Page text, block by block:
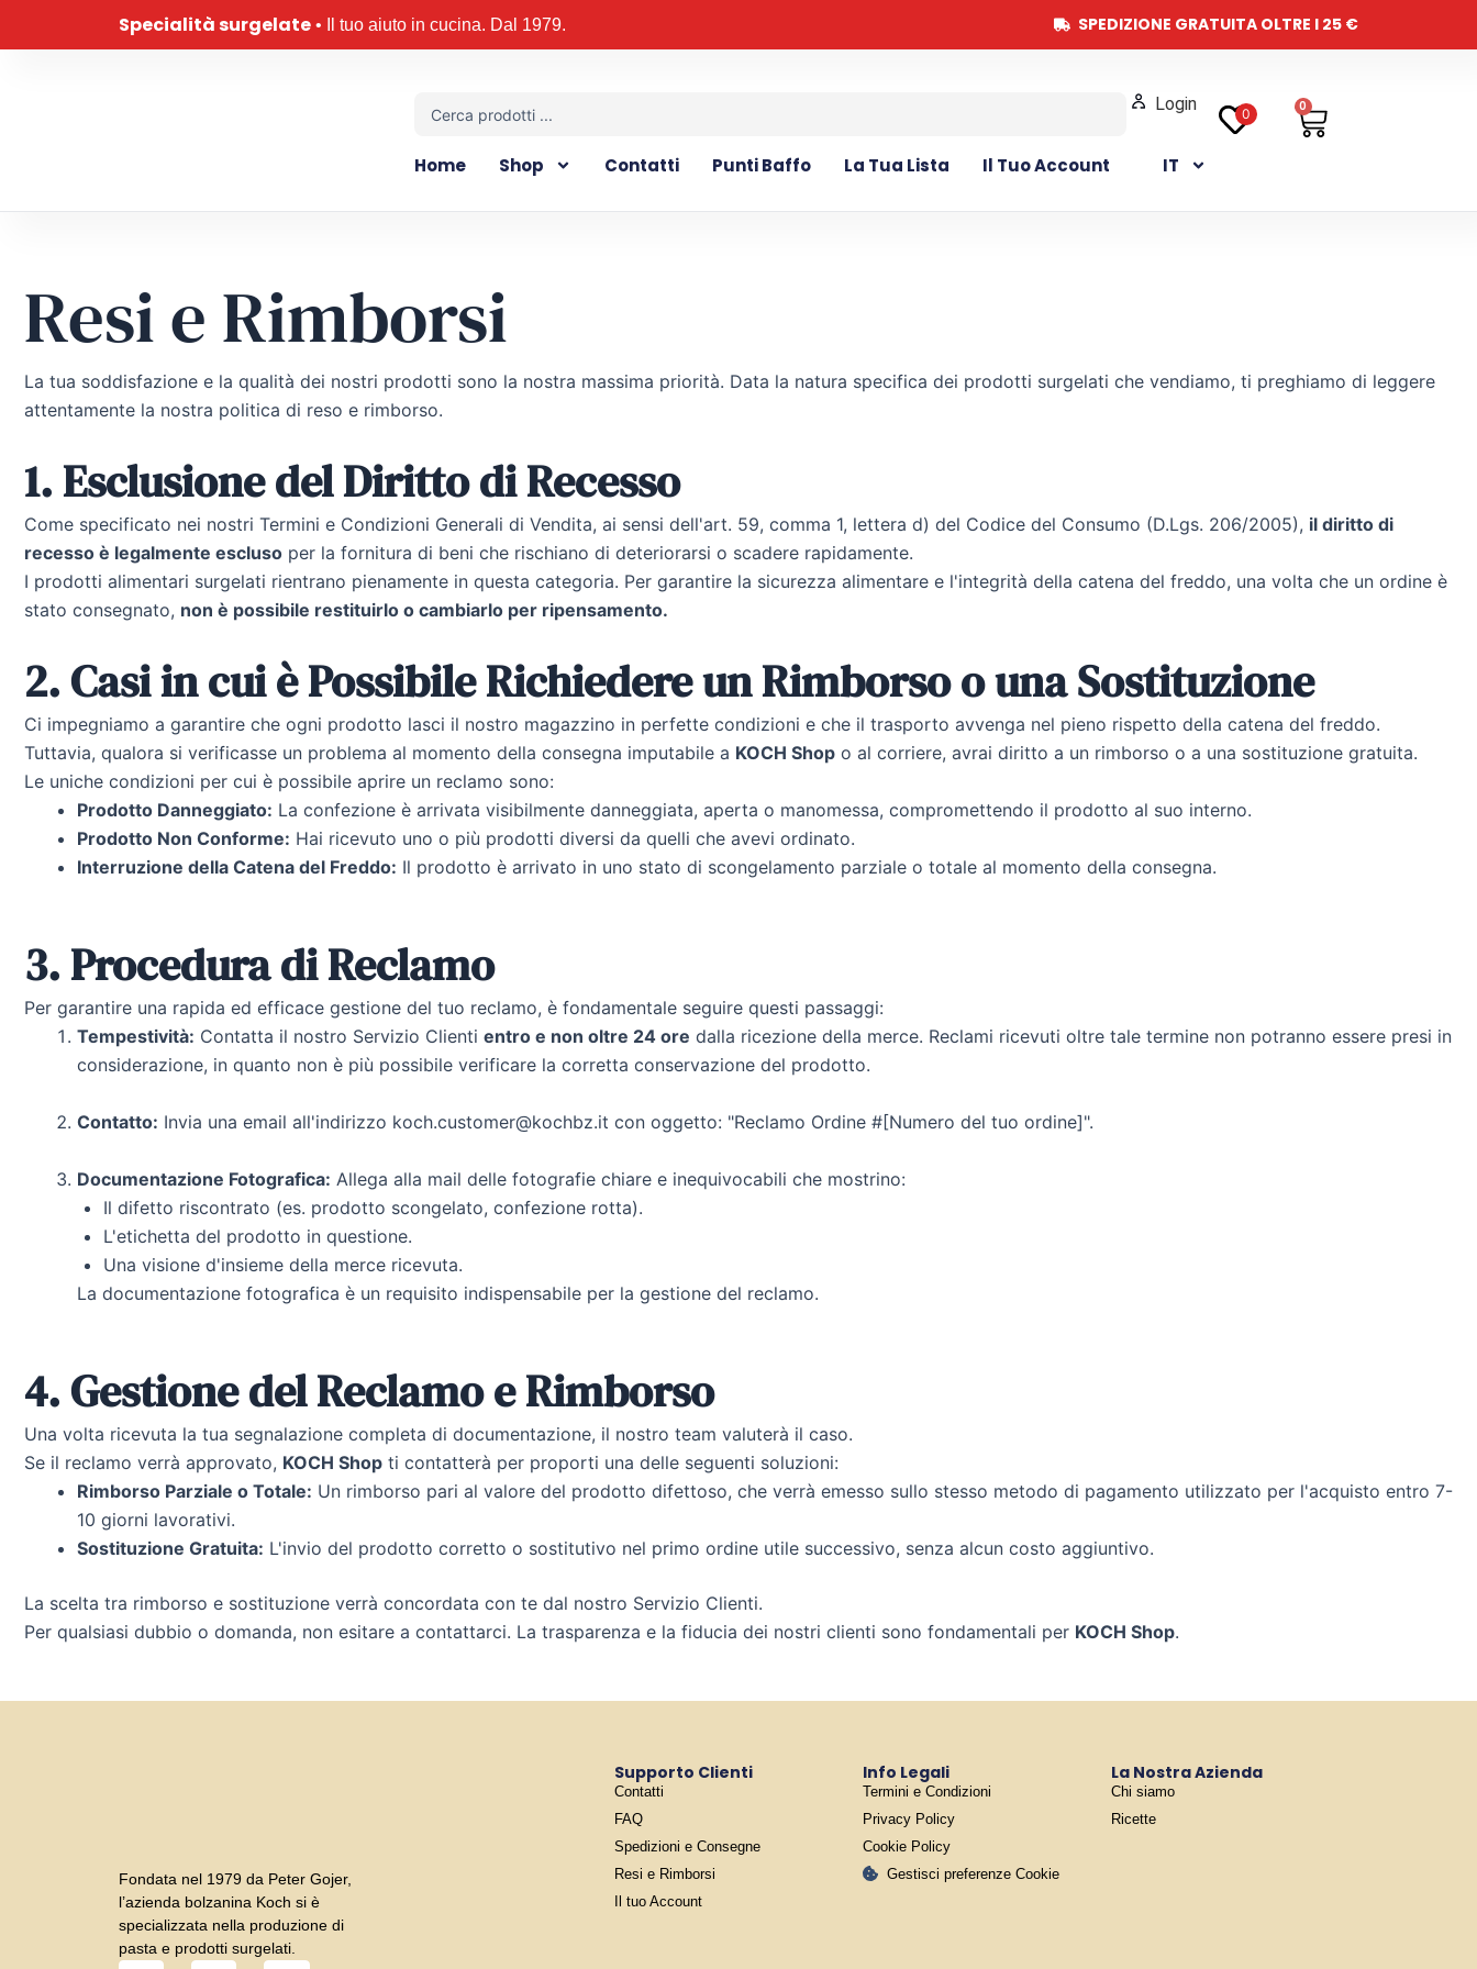
Specialità surgelate• Il tuo aiuto in cucina. Dal 1979. SPEDIZIONE GRATUITA OLTRE I 25 €
Login 0 0
Carrello
Home Shop Contatti Punti Baffo La Tua Lista Il Tuo Account IT
Resi e Rimborsi
La tua soddisfazione e la qualità dei nostri prodotti sono la nostra massima priorità. Data la natura specifica dei prodotti surgelati che vendiamo, ti preghiamo di leggere
attentamente la nostra politica di reso e rimborso.
1. Esclusione del Diritto di Recesso
Come specificato nei nostri Termini e Condizioni Generali di Vendita, ai sensi dell'art. 59, comma 1, lettera d) del Codice del Consumo (D.Lgs. 206/2005), il diritto di
recesso è legalmente escluso per la fornitura di beni che rischiano di deteriorarsi o scadere rapidamente.
I prodotti alimentari surgelati rientrano pienamente in questa categoria. Per garantire la sicurezza alimentare e l'integrità della catena del freddo, una volta che un ordine è
stato consegnato, non è possibile restituirlo o cambiarlo per ripensamento.
2. Casi in cui è Possibile Richiedere un Rimborso o una Sostituzione
Ci impegniamo a garantire che ogni prodotto lasci il nostro magazzino in perfette condizioni e che il trasporto avvenga nel pieno rispetto della catena del freddo.
Tuttavia, qualora si verificasse un problema al momento della consegna imputabile a KOCH Shop o al corriere, avrai diritto a un rimborso o a una sostituzione gratuita.
Le uniche condizioni per cui è possibile aprire un reclamo sono:
Prodotto Danneggiato: La confezione è arrivata visibilmente danneggiata, aperta o manomessa, compromettendo il prodotto al suo interno.
Prodotto Non Conforme: Hai ricevuto uno o più prodotti diversi da quelli che avevi ordinato.
Interruzione della Catena del Freddo: Il prodotto è arrivato in uno stato di scongelamento parziale o totale al momento della consegna.
3. Procedura di Reclamo
Per garantire una rapida ed efficace gestione del tuo reclamo, è fondamentale seguire questi passaggi:
Tempestività: Contatta il nostro Servizio Clienti entro e non oltre 24 ore dalla ricezione della merce. Reclami ricevuti oltre tale termine non potranno essere presi in
considerazione, in quanto non è più possibile verificare la corretta conservazione del prodotto.
Contatto: Invia una email all'indirizzo koch.customer@kochbz.it con oggetto: "Reclamo Ordine #[Numero del tuo ordine]".
Documentazione Fotografica: Allega alla mail delle fotografie chiare e inequivocabili che mostrino:
Il difetto riscontrato (es. prodotto scongelato, confezione rotta).
L'etichetta del prodotto in questione.
Una visione d'insieme della merce ricevuta.
La documentazione fotografica è un requisito indispensabile per la gestione del reclamo.
4. Gestione del Reclamo e Rimborso
Una volta ricevuta la tua segnalazione completa di documentazione, il nostro team valuterà il caso.
Se il reclamo verrà approvato, KOCH Shop ti contatterà per proporti una delle seguenti soluzioni:
Rimborso Parziale o Totale: Un rimborso pari al valore del prodotto difettoso, che verrà emesso sullo stesso metodo di pagamento utilizzato per l'acquisto entro 7-
10 giorni lavorativi.
Sostituzione Gratuita: L'invio del prodotto corretto o sostitutivo nel primo ordine utile successivo, senza alcun costo aggiuntivo.
La scelta tra rimborso e sostituzione verrà concordata con te dal nostro Servizio Clienti.
Per qualsiasi dubbio o domanda, non esitare a contattarci. La trasparenza e la fiducia dei nostri clienti sono fondamentali per KOCH Shop.
Fondata nel 1979 da Peter Gojer,
l’azienda bolzanina Koch si è
specializzata nella produzione di
pasta e prodotti surgelati.
Supporto Clienti
Contatti
FAQ
Spedizioni e Consegne
Resi e Rimborsi
Il tuo Account
Info Legali
Termini e Condizioni
Privacy Policy
Cookie Policy
Gestisci preferenze Cookie
La Nostra Azienda
Chi siamo
Ricette